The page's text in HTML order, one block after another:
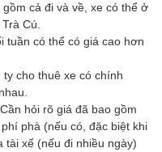
gồm cả đi và về, xe có thể ở
Cú.
tuần có thể có giá cao hơn
ty cho thuê xe có chính
hỏi rõ giá đã bao gồm
phà (nếu có, đặc biệt khi
tài xế (nếu đi nhiều ngày)